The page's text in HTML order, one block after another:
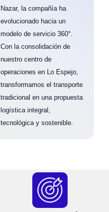
Nazar, la compañía ha
evolucionado hacia un
modelo de servicio 360°.
Con la consolidación de
nuestro centro de
operaciones en Lo Espejo,
transformamos el transporte
tradicional en una propuesta
logística integral,
tecnológica y sostenible.